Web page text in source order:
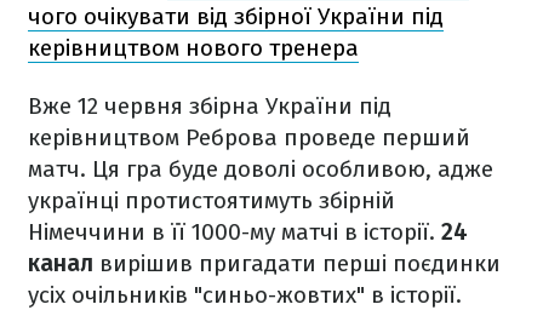
чого очікувати від збірної України під
керівництвом нового тренера
Вже 12 червня збірна України під
керівництвом Реброва проведе перший
матч. Ця гра буде доволі особливою, адже
українці протистоятимуть збірній
Німеччини в її 1000-му матчі в історії. 24
канал вирішив пригадати перші поєдинки
усіх очільників "синьо-жовтих" в історії.